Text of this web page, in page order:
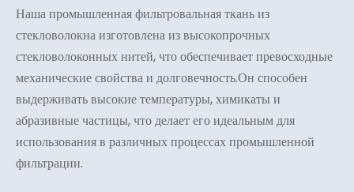
Наша промышленная фильтровальная ткань из
стекловолокна изготовлена ​​из высокопрочных
стекловолоконных нитей, что обеспечивает превосходные
механические свойства и долговечность.Он способен
выдерживать высокие температуры, химикаты и
абразивные частицы, что делает его идеальным для
использования в различных процессах промышленной
фильтрации.